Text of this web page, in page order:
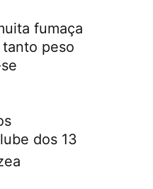
fumaça
tanto peso
dos 13